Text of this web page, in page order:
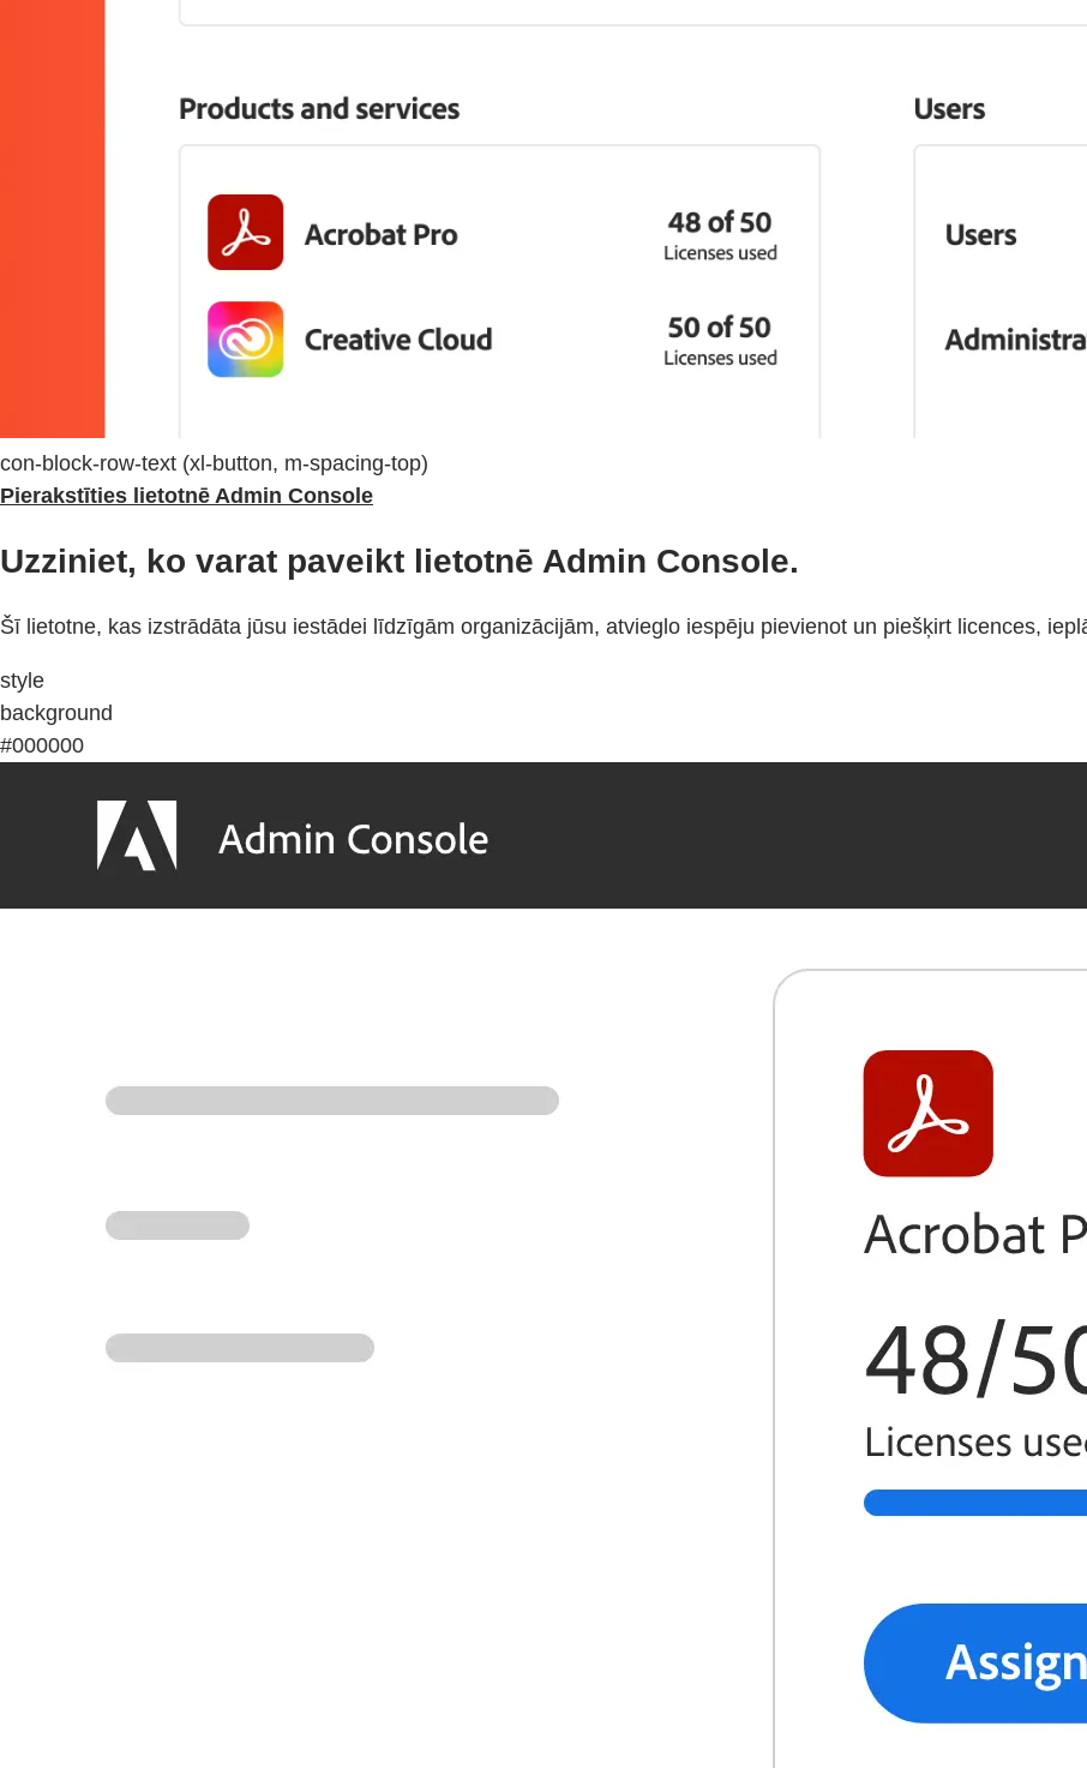
con-block-row-text (xl-button, m-spacing-top)
Pierakstīties lietotnē Admin Console
Uzziniet, ko varat paveikt lietotnē Admin Console.
Šī lietotne, kas izstrādāta jūsu iestādei līdzīgām organizācijām, atvieglo iespēju pievienot un piešķirt licences,
style
background
#000000